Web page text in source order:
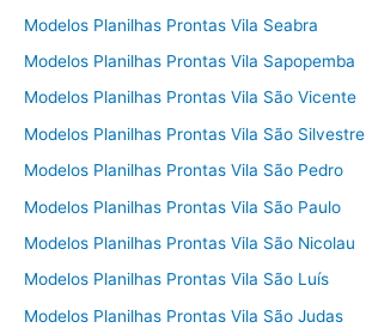
Modelos Planilhas Prontas Vila Seabra
Modelos Planilhas Prontas Vila Sapopemba
Modelos Planilhas Prontas Vila São Vicente
Modelos Planilhas Prontas Vila São Silvestre
Modelos Planilhas Prontas Vila São Pedro
Modelos Planilhas Prontas Vila São Paulo
Modelos Planilhas Prontas Vila São Nicolau
Modelos Planilhas Prontas Vila São Luís
Modelos Planilhas Prontas Vila São Judas